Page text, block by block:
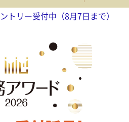
ョン活性化
・SDGs
削減
調査・レポート
トリー受付中（8月7日まで）